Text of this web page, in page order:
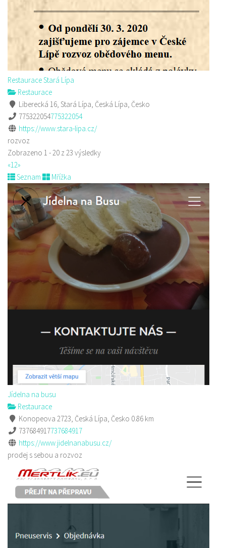
Restaurace Stará Lípa
Restaurace
Liberecká 16, Stará Lípa, Česká Lípa, Česko
775322054775322054
https://www.stara-lipa.cz/
rozvoz
Zobrazeno 1 - 20 z 23 výsledky
«12»
Seznam
Mřížka
Jídelna na busu
Restaurace
Konopeova 2723, Česká Lípa, Česko 0.86 km
737684917737684917
https://www.jidelnanabusu.cz/
prodej s sebou a rozvoz